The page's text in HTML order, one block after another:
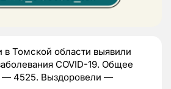
в Томской области выявили
COVID-19. Общее
— 4525. Выздоровели —